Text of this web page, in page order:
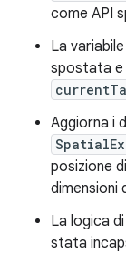
come API
La
spostata e
Aggiorna i
posizione
dimensioni
La logica
stata